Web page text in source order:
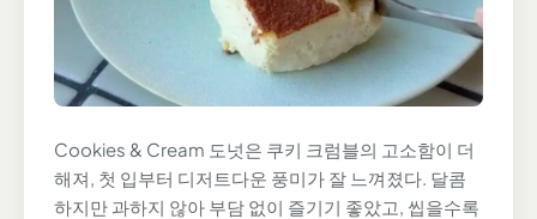
Cookies & Cream 도넛은 쿠키 크럼블의 고소함이 더
해져, 첫 입부터 디저트다운 풍미가 잘 느껴졌다. 달콤
하지만 과하지 않아 부담 없이 즐기기 좋았고, 씹을수록